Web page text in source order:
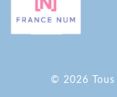
© 2026 Tous